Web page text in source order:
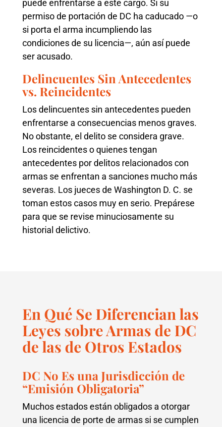
puede enfrentarse a este cargo. Si su
permiso de portación de DC ha caducado —o
si porta el arma incumpliendo las
condiciones de su licencia—, aún así puede
ser acusado.
Delincuentes Sin Antecedentes
vs. Reincidentes
Los delincuentes sin antecedentes pueden
enfrentarse a consecuencias menos graves.
No obstante, el delito se considera grave.
Los reincidentes o quienes tengan
antecedentes por delitos relacionados con
armas se enfrentan a sanciones mucho más
severas. Los jueces de Washington D. C. se
toman estos casos muy en serio. Prepárese
para que se revise minuciosamente su
historial delictivo.
En Qué Se Diferencian las
Leyes sobre Armas de DC
de las de Otros Estados
DC No Es una Jurisdicción de
“Emisión Obligatoria”
Muchos estados están obligados a otorgar
una licencia de porte de armas si se cumplen